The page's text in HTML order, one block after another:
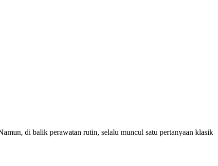
di balik perawatan rutin, selalu muncul satu pertanyaan klasik